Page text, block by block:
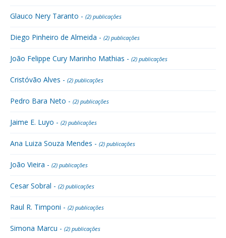
Glauco Nery Taranto - (2) publicações
Diego Pinheiro de Almeida - (2) publicações
João Felippe Cury Marinho Mathias - (2) publicações
Cristóvão Alves - (2) publicações
Pedro Bara Neto - (2) publicações
Jaime E. Luyo - (2) publicações
Ana Luiza Souza Mendes - (2) publicações
João Vieira - (2) publicações
Cesar Sobral - (2) publicações
Raul R. Timponi - (2) publicações
Simona Marcu - (2) publicações